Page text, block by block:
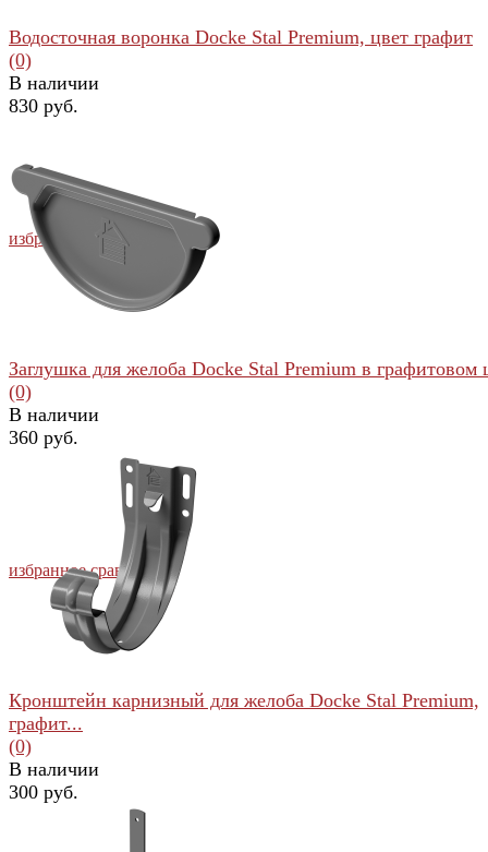
избранное сравнить
Водосточная воронка Docke Stal Premium, цвет графит
(0)
В наличии
830 руб.
избранное сравнить
Заглушка для желоба Docke Stal Premium в графитовом
(0)
В наличии
360 руб.
Кронштейн карнизный для желоба Docke Stal Premium,
графит...
(0)
В наличии
300 руб.